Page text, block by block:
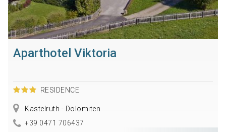
Aparthotel Viktoria
RESIDENCE
Kastelruth - Dolomiten
+39 0471 706437